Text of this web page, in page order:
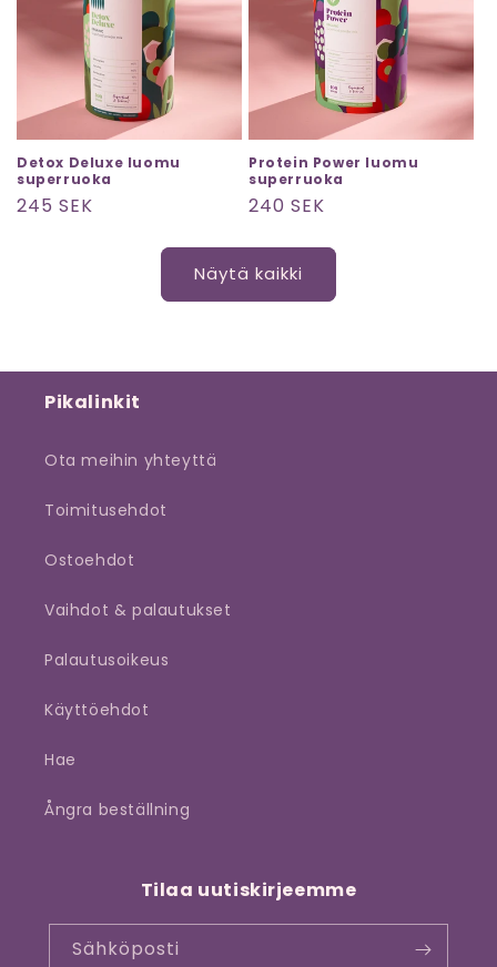
Detox Deluxe luomu
superruoka
Normaalihinta
245 SEK
Protein Power luomu
superruoka
Normaalihinta
240 SEK
Näytä kaikki
Pikalinkit
Ota meihin yhteyttä
Toimitusehdot
Ostoehdot
Vaihdot & palautukset
Palautusoikeus
Käyttöehdot
Hae
Ångra beställning
Tilaa uutiskirjeemme
Sähköposti